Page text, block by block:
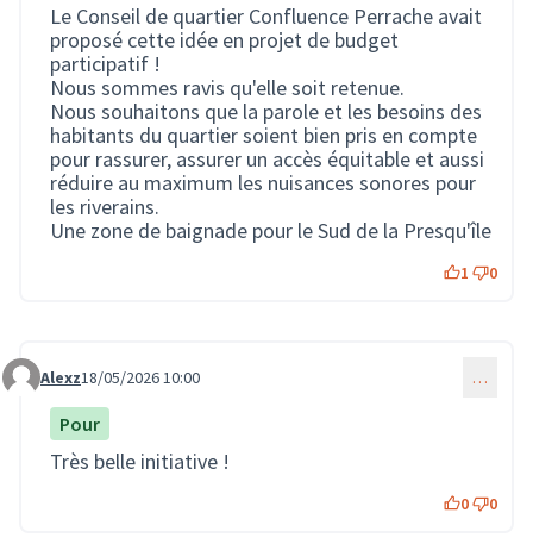
Le Conseil de quartier Confluence Perrache avait
proposé cette idée en projet de budget
participatif !
Nous sommes ravis qu'elle soit retenue.
Nous souhaitons que la parole et les besoins des
habitants du quartier soient bien pris en compte
pour rassurer, assurer un accès équitable et aussi
réduire au maximum les nuisances sonores pour
les riverains.
Une zone de baignade pour le Sud de la Presqu'île
1 0
Commentaire 4128
Alexz18/05/2026 10:00 …
Pour
Très belle initiative !
0 0